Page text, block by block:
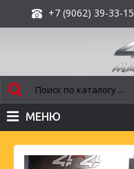
+7 (9062) 39-33-15
МЕНЮ